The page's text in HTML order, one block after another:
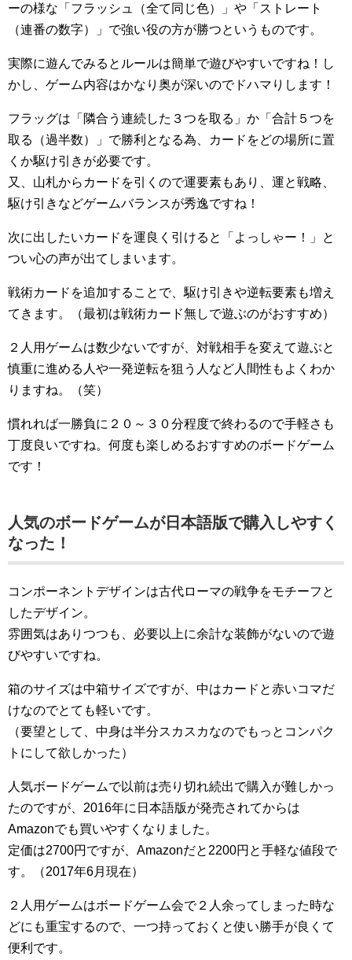
ーの様な「フラッシュ（全て同じ色）」や「ストレート
（連番の数字）」で強い役の方が勝つというものです。
実際に遊んでみるとルールは簡単で遊びやすいですね！し
かし、ゲーム内容はかなり奥が深いのでドハマりします！
フラッグは「隣合う連続した３つを取る」か「合計５つを
取る（過半数）」で勝利となる為、カードをどの場所に置
くか駆け引きが必要です。
又、山札からカードを引くので運要素もあり、運と戦略、
駆け引きなどゲームバランスが秀逸ですね！
次に出したいカードを運良く引けると「よっしゃー！」と
つい心の声が出てしまいます。
戦術カードを追加することで、駆け引きや逆転要素も増え
てきます。（最初は戦術カード無しで遊ぶのがおすすめ）
２人用ゲームは数少ないですが、対戦相手を変えて遊ぶと
慎重に進める人や一発逆転を狙う人など人間性もよくわか
りますね。（笑）
慣れれば一勝負に２０～３０分程度で終わるので手軽さも
丁度良いですね。何度も楽しめるおすすめのボードゲーム
です！
人気のボードゲームが日本語版で購入しやすく
なった！
コンポーネントデザインは古代ローマの戦争をモチーフと
したデザイン。
雰囲気はありつつも、必要以上に余計な装飾がないので遊
びやすいですね。
箱のサイズは中箱サイズですが、中はカードと赤いコマだ
けなのでとても軽いです。
（要望として、中身は半分スカスカなのでもっとコンパク
トにして欲しかった）
人気ボードゲームで以前は売り切れ続出で購入が難しかっ
たのですが、2016年に日本語版が発売されてからは
Amazonでも買いやすくなりました。
定価は2700円ですが、Amazonだと2200円と手軽な値段で
す。（2017年6月現在）
２人用ゲームはボードゲーム会で２人余ってしまった時な
どにも重宝するので、一つ持っておくと使い勝手が良くて
便利です。